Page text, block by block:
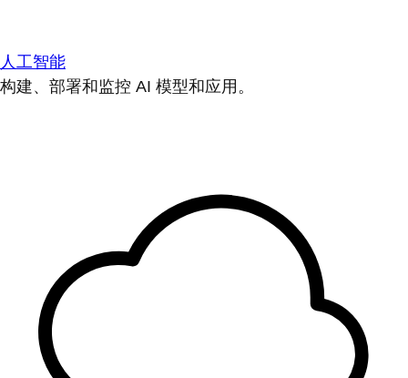
人工智能
构建、部署和监控 AI 模型和应用。